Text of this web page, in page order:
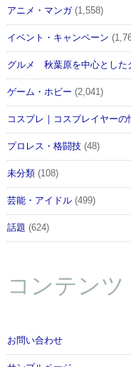
アニメ・マンガ(1,558)
イベント・キャンペーン
グルメ 秋葉原を中心とした
ゲーム・ホビー (2,041)
コスプレ｜コスプレイヤー
プロレス・格闘技 (48)
未分類 (108)
芸能・アイドル (499)
話題 (624)
コンテンツ
お問い合わせ